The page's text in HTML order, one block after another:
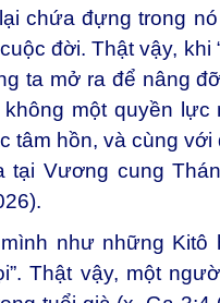
chứa đựng trong nó
đời. Thật vậy, khi
ta mở ra để nâng
một quyền lực
tâm hồn, và cùng với
tại Vương cung
như những Kitô
Thật vậy, một